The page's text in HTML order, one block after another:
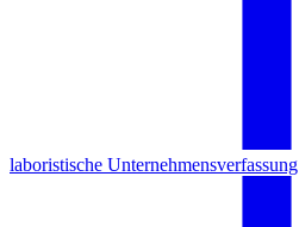
laboristische Unternehmensverfassung